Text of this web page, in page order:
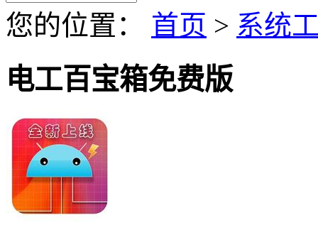
您的位置： 首页 > 系统
电工百宝箱免费版